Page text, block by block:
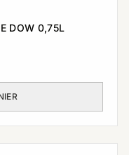
DOW 0,75L